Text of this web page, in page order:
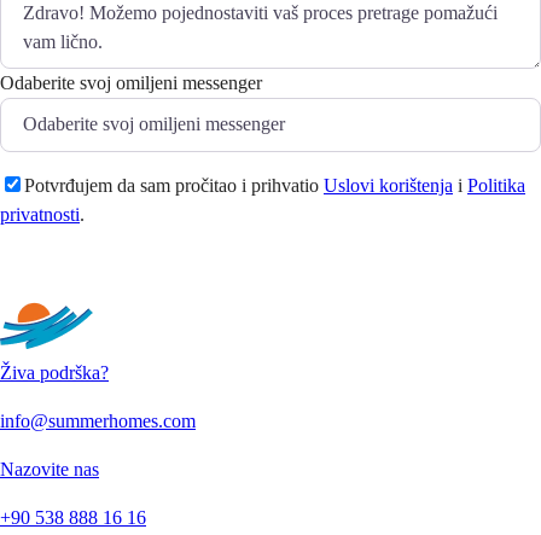
Odaberite svoj omiljeni messenger
Potvrđujem da sam pročitao i prihvatio Uslovi korištenja i Politika
privatnosti.
Živa podrška?
info@summerhomes.com
Nazovite nas
+90 538 888 16 16